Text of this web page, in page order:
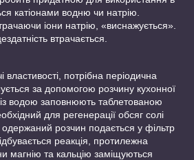
катіонами водню чи натрію.
іони натрію, «виснажується».
втрачається.
властивості, потрібна періодична
за допомогою розчину кухонної
водою заповнюють таблетованою
для регенерації обсяг солі
одержаний розчин подається у фільтр
реакція, протилежна
магнію та кальцію заміщуються